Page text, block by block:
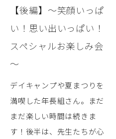
【後編】～笑顔いっぱ
い！思い出いっぱい！
スペシャルお楽しみ会
～
デイキャンプや夏まつりを
満喫した年長組さん。まだ
まだ楽しい時間は続きま
す！後半は、先生たちが心